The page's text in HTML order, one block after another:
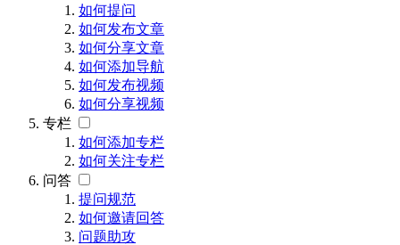
如何提问
如何发布文章
如何分享文章
如何添加导航
如何发布视频
如何分享视频
专栏
如何添加专栏
如何关注专栏
问答
提问规范
如何邀请回答
问题助攻